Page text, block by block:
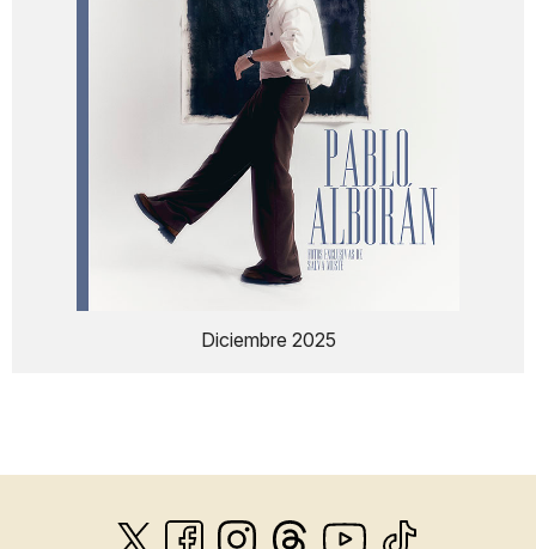
Diciembre 2025